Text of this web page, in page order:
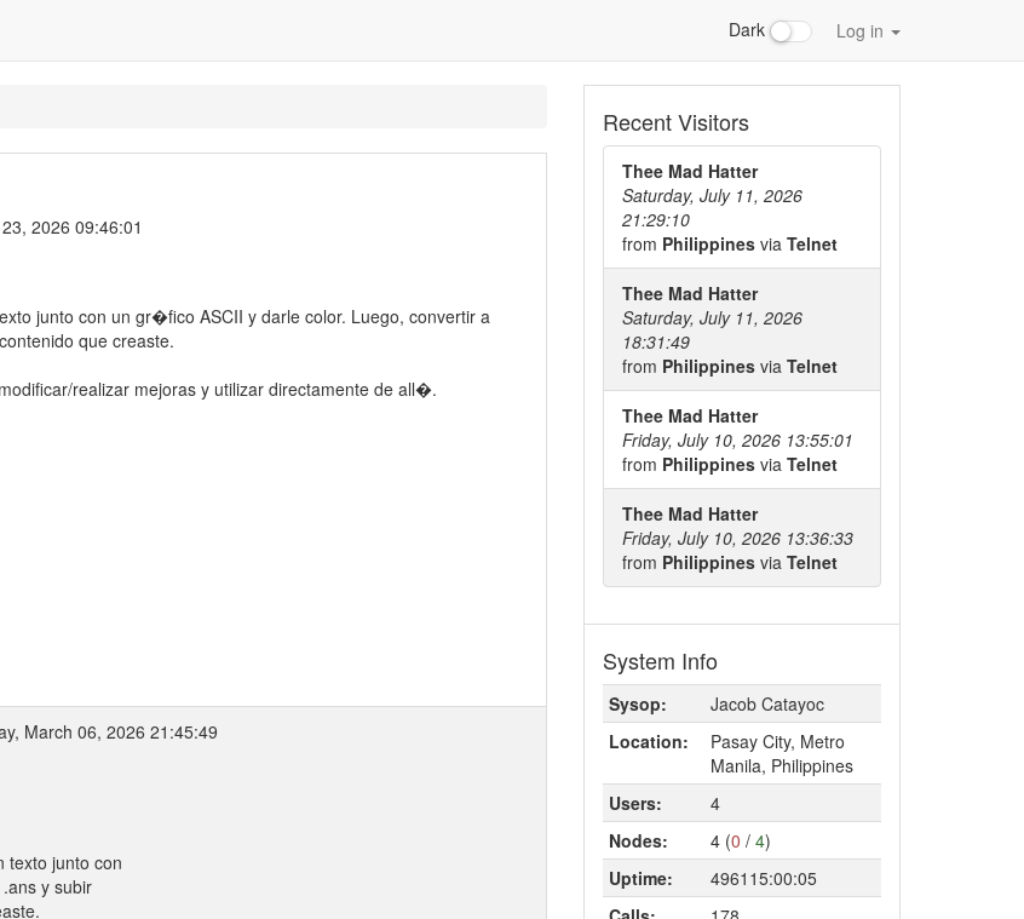
Dark Log in
2026 09:46:01
junto con un gr�fico ASCII y darle color. Luego, convertir a
que creaste.
realizar mejoras y utilizar directamente de all�.
March 06, 2026 21:45:49
texto junto con
y subir
Recent Visitors
Thee Mad Hatter
Saturday, July 11, 2026
21:29:10
from Philippines via Telnet
Thee Mad Hatter
Saturday, July 11, 2026
18:31:49
from Philippines via Telnet
Thee Mad Hatter
Friday, July 10, 2026 13:55:01
from Philippines via Telnet
Thee Mad Hatter
Friday, July 10, 2026 13:36:33
from Philippines via Telnet
System Info
Sysop:
Jacob Catayoc
Location:
Pasay City, Metro
Manila, Philippines
Users:
4
Nodes:
4 (0 / 4)
Uptime:
496115:00:05